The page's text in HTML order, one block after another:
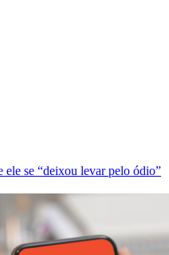
ele se “deixou levar pelo ódio”